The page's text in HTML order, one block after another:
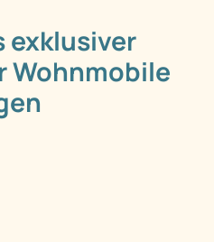
exklusiver
Wohnmobile